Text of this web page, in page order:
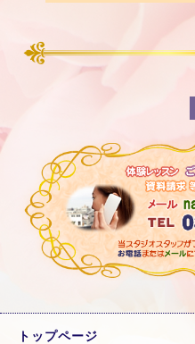
トップページ